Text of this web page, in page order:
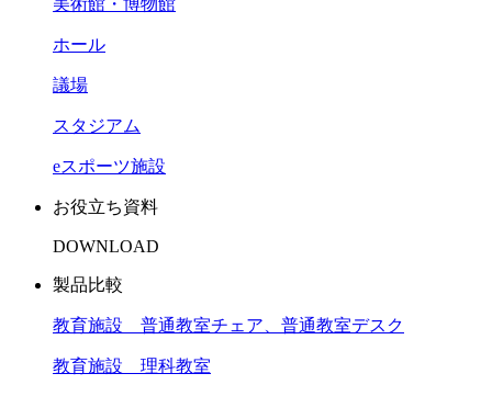
美術館・博物館
ホール
議場
スタジアム
eスポーツ施設
お役立ち資料
DOWNLOAD
製品比較
教育施設 普通教室チェア、普通教室デスク
教育施設 理科教室